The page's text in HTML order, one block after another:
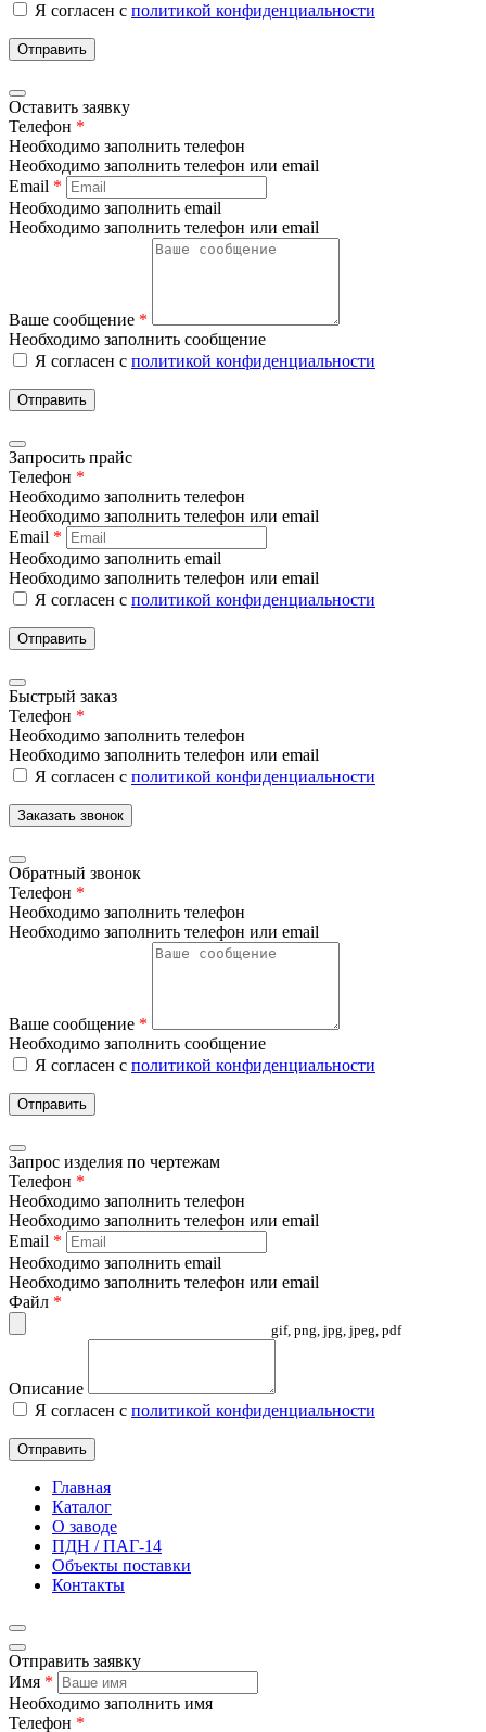
Я согласен с политикой конфиденциальности
Отправить
Оставить заявку
Телефон *
Необходимо заполнить телефон
Необходимо заполнить телефон или email
Email *
Необходимо заполнить email
Необходимо заполнить телефон или email
Ваше сообщение *
Необходимо заполнить сообщение
Я согласен с политикой конфиденциальности
Отправить
Запросить прайс
Телефон *
Необходимо заполнить телефон
Необходимо заполнить телефон или email
Email *
Необходимо заполнить email
Необходимо заполнить телефон или email
Я согласен с политикой конфиденциальности
Отправить
Быстрый заказ
Телефон *
Необходимо заполнить телефон
Необходимо заполнить телефон или email
Я согласен с политикой конфиденциальности
Заказать звонок
Обратный звонок
Телефон *
Необходимо заполнить телефон
Необходимо заполнить телефон или email
Ваше сообщение *
Необходимо заполнить сообщение
Я согласен с политикой конфиденциальности
Отправить
Запрос изделия по чертежам
Телефон *
Необходимо заполнить телефон
Необходимо заполнить телефон или email
Email *
Необходимо заполнить email
Необходимо заполнить телефон или email
Файл *
gif, png, jpg, jpeg, pdf
Описание
Я согласен с политикой конфиденциальности
Отправить
Главная
Каталог
О заводе
ПДН / ПАГ-14
Объекты поставки
Контакты
Отправить заявку
Имя *
Необходимо заполнить имя
Телефон *